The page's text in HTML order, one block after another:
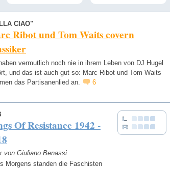
CIAO"
Ribot und Tom Waits covern
vermutlich noch nie in ihrem Leben von DJ Hugel
und das ist auch gut so: Marc Ribot und Tom Waits
das Partisanenlied an.
6
Of Resistance 1942 -
von Giuliano Benassi
Morgens standen die Faschisten